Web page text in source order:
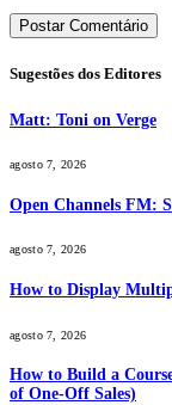
Sugestões dos Editores
Matt: Toni on Verge
agosto 7, 2026
Open Channels FM:
agosto 7, 2026
How to Display
agosto 7, 2026
How to Build a
of One-Off Sales)